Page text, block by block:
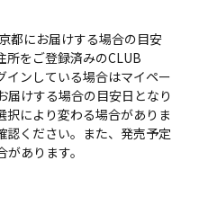
都にお届けする場合の目安
所をご登録済みのCLUB
ンしている場合はマイペー
届けする場合の目安日となり
択により変わる場合がありま
認ください。また、発売予定
あります。